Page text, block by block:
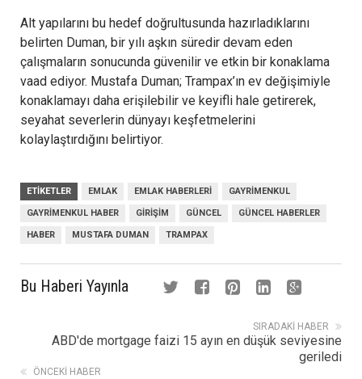
Alt yapılarını bu hedef doğrultusunda hazırladıklarını
belirten Duman, bir yılı aşkın süredir devam eden
çalışmaların sonucunda güvenilir ve etkin bir konaklama
vaad ediyor. Mustafa Duman; Trampax’ın ev değişimiyle
konaklamayı daha erişilebilir ve keyifli hale getirerek,
seyahat severlerin dünyayı keşfetmelerini
kolaylaştırdığını belirtiyor.
ETIKETLER EMLAK EMLAK HABERLERI GAYRIMENKUL
GAYRIMENKUL HABER GIRIŞIM GÜNCEL GÜNCEL HABERLER
HABER MUSTAFA DUMAN TRAMPAX
Bu Haberi Yayınla
SIRADAKI HABER
ABD'de mortgage faizi 15 ayın en düşük seviyesine
geriledi
ÖNCEKI HABER